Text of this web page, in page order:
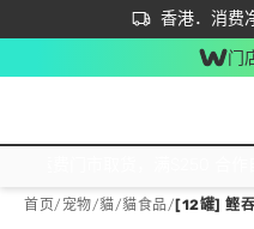
香港．消费
立即成为易
首次APP下单买满
门
首页/ 宠物/貓/貓食品/ [12罐] 鲣